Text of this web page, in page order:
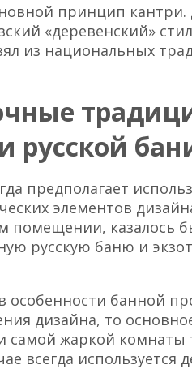
принцип
«деревенский»
из национальных
русской
предполагает
элементов
помещении, казалось
русскую баню и
особенности банной
дизайна, то
самой жаркой комнаты
всегда используется